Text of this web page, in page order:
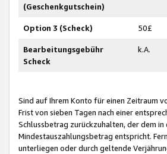
(Geschenkgutschein)
Option 3 (Scheck) 50£
Bearbeitungsgebühr
Scheck
k.A.
Sind auf Ihrem Konto für einen Zeitraum
Frist von sieben Tagen nach einer
Schlussbetrag zurückzuhalten, der dem
Mindestauszahlungsbetrag entspricht.
unterliegen oder durch geltende